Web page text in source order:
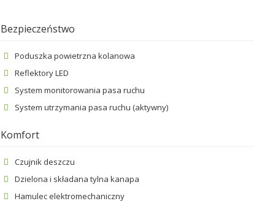
Bezpieczeństwo
Poduszka powietrzna kolanowa
Reflektory LED
System monitorowania pasa ruchu
System utrzymania pasa ruchu (aktywny)
Komfort
Czujnik deszczu
Dzielona i składana tylna kanapa
Hamulec elektromechaniczny